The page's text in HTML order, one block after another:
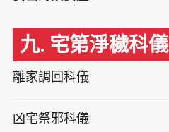
九. 宅第淨穢科儀
離家調回科儀
凶宅祭邪科儀